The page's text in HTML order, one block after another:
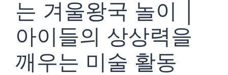
는 겨울왕국 놀이 │
아이들의 상상력을
깨우는 미술 활동